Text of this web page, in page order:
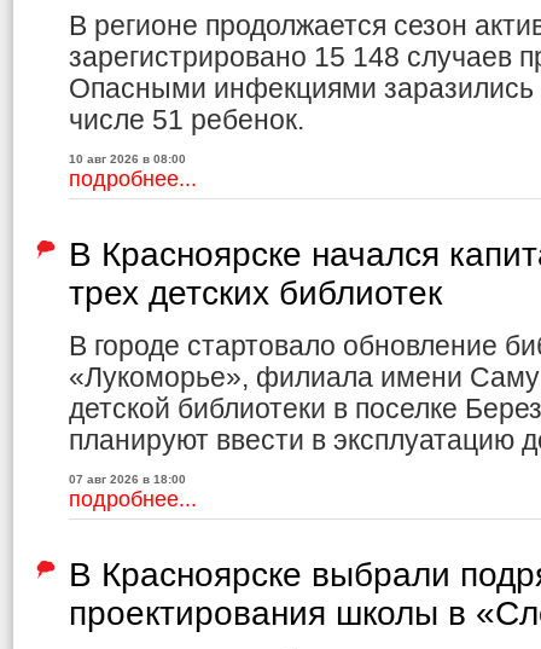
В регионе продолжается сезон
зарегистрировано 15 148 случаев
Опасными инфекциями заразились
числе 51 ребенок.
10 авг 2026 в 08:00
подробнее...
В Красноярске начался
трех детских библиотек
В городе стартовало обновление
«Лукоморье», филиала имени
детской библиотеки в поселке
планируют ввести в эксплуатацию
07 авг 2026 в 18:00
подробнее...
В Красноярске выбрали
проектирования школы в